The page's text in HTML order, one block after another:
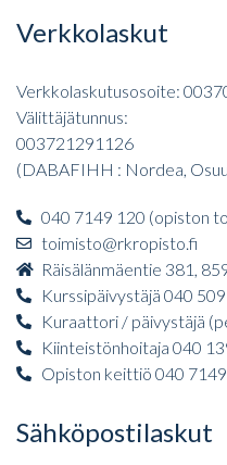
Verkkolaskut
Verkkolaskutusosoite:
Välittäjätunnus:
003721291126
(DABAFIHH : Nordea,
040 7149 120 (opiston
toimisto@rkropisto.fi
Räisälänmäentie 381,
Kurssipäivystäjä 040
Kuraattori / päivystäjä
Kiinteistönhoitaja 040
Opiston keittiö 040
Sähköpostilaskut